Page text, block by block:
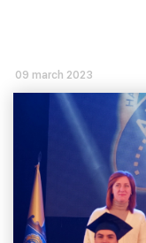
09 march 2023